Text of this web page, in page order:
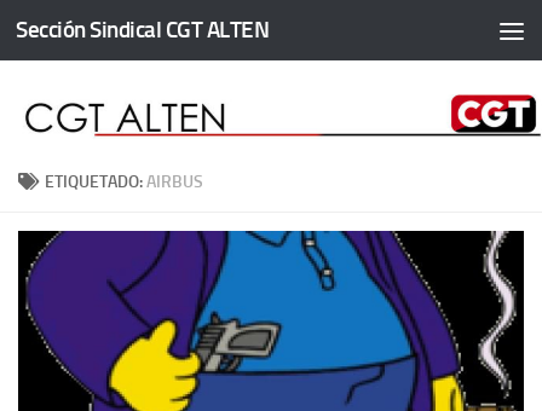
Saltar al contenido
Sección Sindical CGT ALTEN
ETIQUETADO:AIRBUS